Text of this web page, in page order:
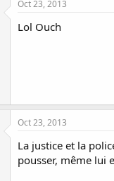
Oct 23, 2013
Lol Ouch
Oct 23, 2013
La justice et la
pousser, même lui